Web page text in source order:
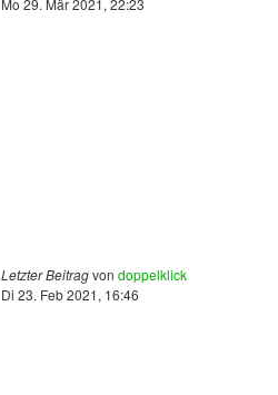
Letzter Beitragvon doppelklick
Di 23. Feb 2021, 16:46